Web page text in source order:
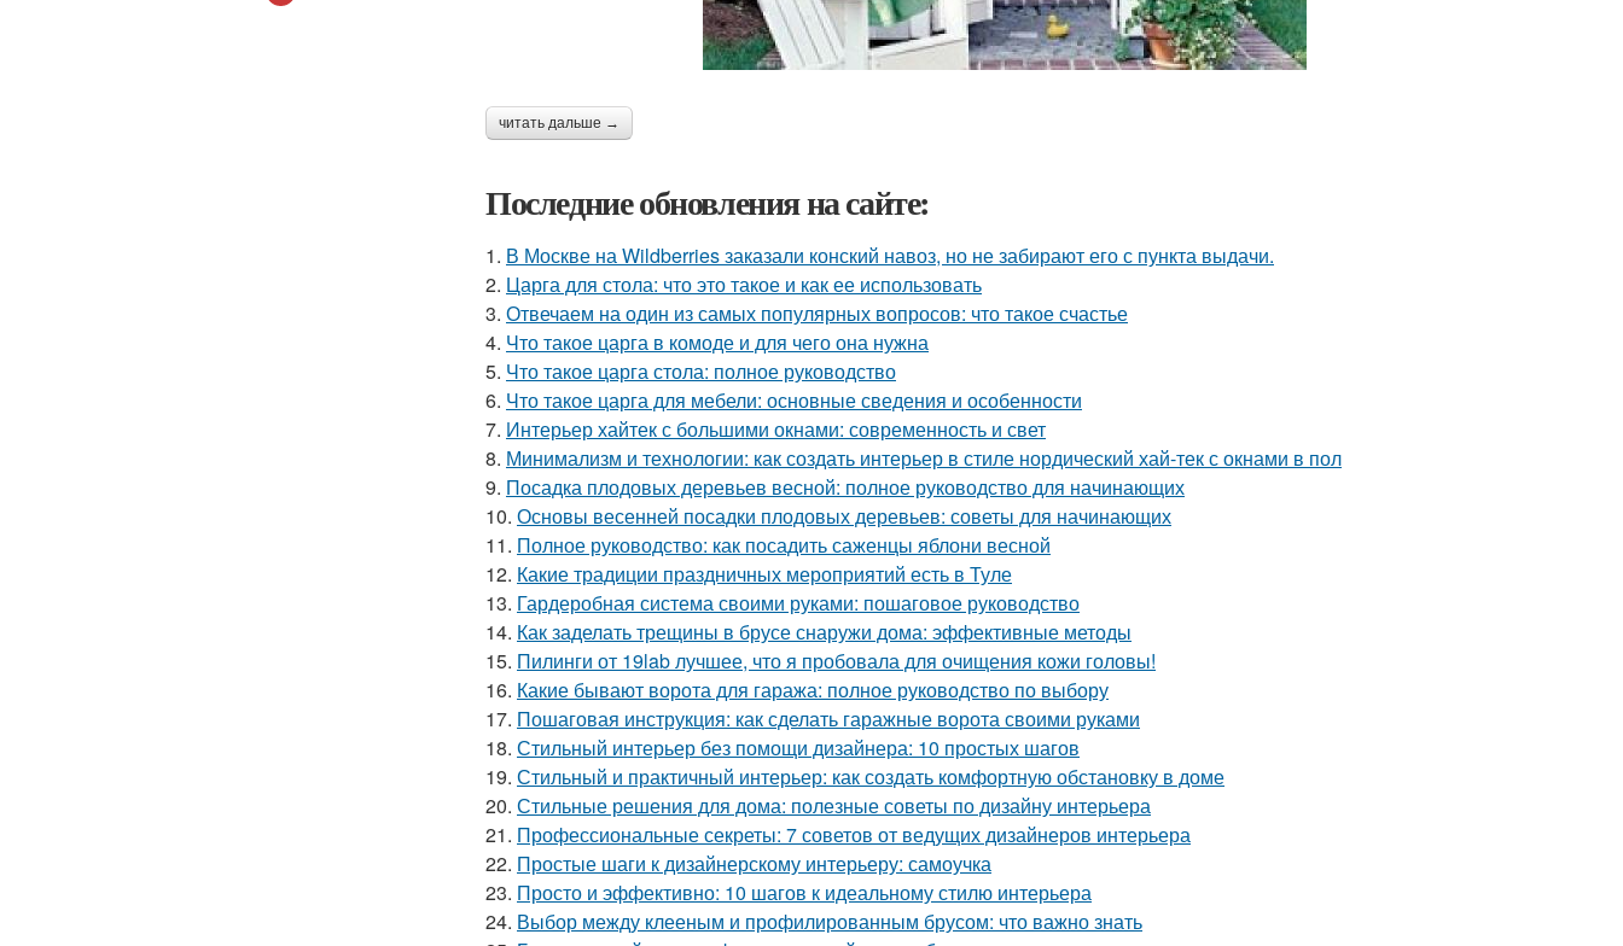
читать дальше →
Последние обновления на сайте:
1. В Москве на Wildberries заказали конский навоз, но не забирают его с пункта выдачи.
2. Царга для стола: что это такое и как ее использовать
3. Отвечаем на один из самых популярных вопросов: что такое счастье
4. Что такое царга в комоде и для чего она нужна
5. Что такое царга стола: полное руководство
6. Что такое царга для мебели: основные сведения и особенности
7. Интерьер хайтек с большими окнами: современность и свет
8. Минимализм и технологии: как создать интерьер в стиле нордический хай-тек с окнами в пол
9. Посадка плодовых деревьев весной: полное руководство для начинающих
10. Основы весенней посадки плодовых деревьев: советы для начинающих
11. Полное руководство: как посадить саженцы яблони весной
12. Какие традиции праздничных мероприятий есть в Туле
13. Гардеробная система своими руками: пошаговое руководство
14. Как заделать трещины в брусе снаружи дома: эффективные методы
15. Пилинги от 19lab лучшее, что я пробовала для очищения кожи головы!
16. Какие бывают ворота для гаража: полное руководство по выбору
17. Пошаговая инструкция: как сделать гаражные ворота своими руками
18. Стильный интерьер без помощи дизайнера: 10 простых шагов
19. Стильный и практичный интерьер: как создать комфортную обстановку в доме
20. Стильные решения для дома: полезные советы по дизайну интерьера
21. Профессиональные секреты: 7 советов от ведущих дизайнеров интерьера
22. Простые шаги к дизайнерскому интерьеру: самоучка
23. Просто и эффективно: 10 шагов к идеальному стилю интерьера
24. Выбор между клееным и профилированным брусом: что важно знать